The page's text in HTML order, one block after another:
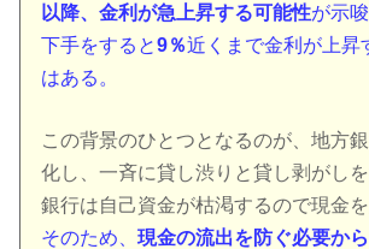
以降、金利が急上昇する可能性が示
下手をすると9％近くまで金利が上昇
はある。
この背景のひとつとなるのが、地方
化し、一斉に貸し渋りと貸し剥がしを
銀行は自己資金が枯渇するので現金を
そのため、現金の流出を防ぐ必要か